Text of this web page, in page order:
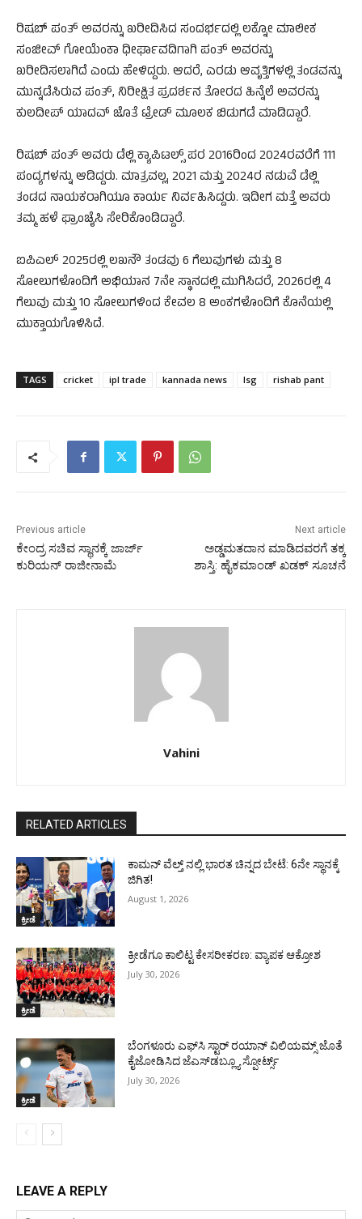
ರಿಷಬ್ ಪಂತ್‌ ಅವರನ್ನು ಖರೀದಿಸಿದ ಸಂದರ್ಭದಲ್ಲಿ ಲಕ್ನೋ ಮಾಲೀಕ
ಸಂಜೀವ್ ಗೋಯೆಂಕಾ ಧೀರ್ಘಾವದಿಗಾಗಿ ಪಂತ್ ಅವರನ್ನು
ಖರೀದಿಸಲಾಗಿದೆ ಎಂದು ಹೇಳಿದ್ದರು. ಆದರೆ, ಎರಡು ಆವೃತ್ತಿಗಳಲ್ಲಿ ತಂಡವನ್ನು
ಮುನ್ನಡೆಸಿರುವ ಪಂತ್, ನಿರೀಕ್ಷಿತ ಪ್ರದರ್ಶನ ತೋರದ ಹಿನ್ನೆಲೆ ಅವರನ್ನು
ಕುಲದೀಪ್ ಯಾದವ್ ಜೊತೆ ಟ್ರೇಡ್ ಮೂಲಕ ಬಿಡುಗಡೆ ಮಾಡಿದ್ದಾರೆ.
ರಿಷಬ್ ಪಂತ್ ಅವರು ಡೆಲ್ಲಿ ಕ್ಯಾಪಿಟಲ್ಸ್ ಪರ 2016ರಿಂದ 2024ರವರೆಗೆ 111
ಪಂದ್ಯಗಳನ್ನು ಆಡಿದ್ದರು. ಮಾತ್ರವಲ್ಲ, 2021 ಮತ್ತು 2024ರ ನಡುವೆ ಡೆಲ್ಲಿ
ತಂಡದ ನಾಯಕರಾಗಿಯೂ ಕಾರ್ಯ ನಿರ್ವಹಿಸಿದ್ದರು. ಇದೀಗ ಮತ್ತೆ ಅವರು
ತಮ್ಮ ಹಳೆ ಫ್ರಾಂಚೈಸಿ ಸೇರಿಕೊಂಡಿದ್ದಾರೆ.
ಐಪಿಎಲ್ 2025ರಲ್ಲಿ ಲಖನೌ ತಂಡವು 6 ಗೆಲುವುಗಳು ಮತ್ತು 8
ಸೋಲುಗಳೊಂದಿಗೆ ಅಭಿಯಾನ 7ನೇ ಸ್ಥಾನದಲ್ಲಿ ಮುಗಿಸಿದರೆ, 2026ರಲ್ಲಿ 4
ಗೆಲುವು ಮತ್ತು 10 ಸೋಲುಗಳಿಂದ ಕೇವಲ 8 ಅಂಕಗಳೊಂದಿಗೆ ಕೊನೆಯಲ್ಲಿ
ಮುಕ್ತಾಯಗೊಳಿಸಿದೆ.
TAGS cricket ipl trade kannada news lsg rishab pant
Previous article
ಕೇಂದ್ರ ಸಚಿವ ಸ್ಥಾನಕ್ಕೆ ಜಾರ್ಜ್
ಕುರಿಯನ್ ರಾಜೀನಾಮೆ
Next article
ಅಡ್ಡಮತದಾನ ಮಾಡಿದವರಗೆ ತಕ್ಕ
ಶಾಸ್ತಿ: ಹೈಕಮಾಂಡ್ ಖಡಕ್ ಸೂಚನೆ
Vahini
RELATED ARTICLES
ಕ್ರೀಡೆ
ಕಾಮನ್ ವೆಲ್ತ್ ನಲ್ಲಿ ಭಾರತ ಚಿನ್ನದ ಬೇಟೆ: 6ನೇ ಸ್ಥಾನಕ್ಕೆ
ಜಿಗಿತ!
August 1, 2026
ಕ್ರೀಡೆ
ಕ್ರೀಡೆಗೂ ಕಾಲಿಟ್ಟ ಕೇಸರೀಕರಣ: ವ್ಯಾಪಕ ಆಕ್ರೋಶ
July 30, 2026
ಕ್ರೀಡೆ
ಬೆಂಗಳೂರು ಎಫ್‌ಸಿ ಸ್ಟಾರ್ ರಯಾನ್ ವಿಲಿಯಮ್ಸ್ ಜೊತೆ
ಕೈಜೋಡಿಸಿದ ಜೆಎಸ್‌ಡಬ್ಲ್ಯೂ ಸ್ಪೋರ್ಟ್ಸ್
July 30, 2026
LEAVE A REPLY